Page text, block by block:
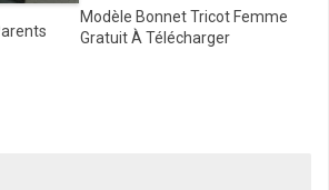
Modèle Bonnet Tricot Femme
Gratuit À Télécharger